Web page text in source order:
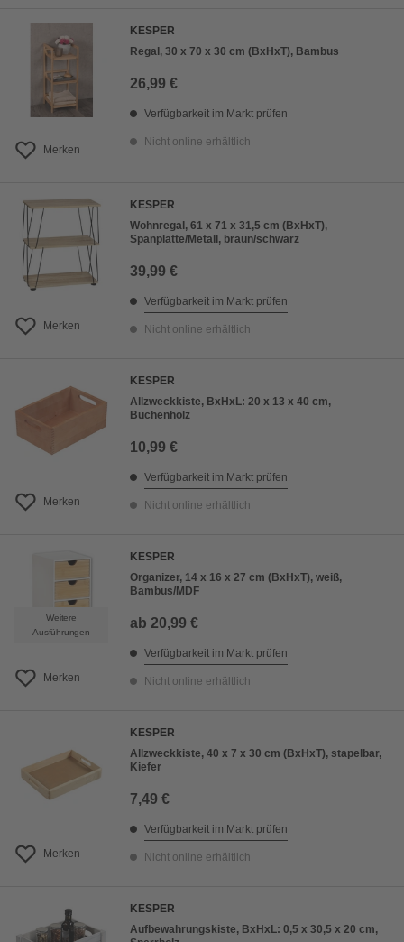
Merken
KESPER
Regal, 30 x 70 x 30 cm (BxHxT), Bambus
26,99 €
Verfügbarkeit im Markt prüfen
Nicht online erhältlich
Merken
KESPER
Wohnregal, 61 x 71 x 31,5 cm (BxHxT),
Spanplatte/Metall, braun/schwarz
39,99 €
Verfügbarkeit im Markt prüfen
Nicht online erhältlich
Merken
KESPER
Allzweckkiste, BxHxL: 20 x 13 x 40 cm,
Buchenholz
10,99 €
Verfügbarkeit im Markt prüfen
Nicht online erhältlich
Weitere
Ausführungen
Merken
KESPER
Organizer, 14 x 16 x 27 cm (BxHxT), weiß,
Bambus/MDF
ab 20,99 €
Verfügbarkeit im Markt prüfen
Nicht online erhältlich
Merken
KESPER
Allzweckkiste, 40 x 7 x 30 cm (BxHxT), stapelbar,
Kiefer
7,49 €
Verfügbarkeit im Markt prüfen
Nicht online erhältlich
KESPER
Aufbewahrungskiste, BxHxL: 0,5 x 30,5 x 20 cm,